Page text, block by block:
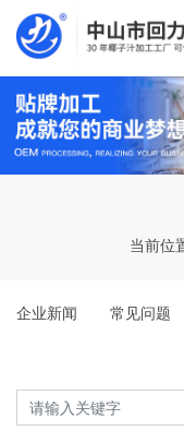
当前位
企业新闻 常见问题